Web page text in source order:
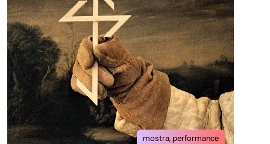
mostra, performance